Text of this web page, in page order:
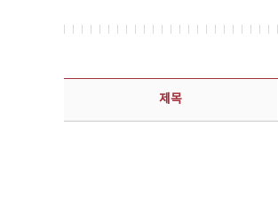
콘텐츠이슈 상세보기 - 제목, 담당부서, 담당자, 담당연락처, 내용, 첨부파일 정보 제공
제목